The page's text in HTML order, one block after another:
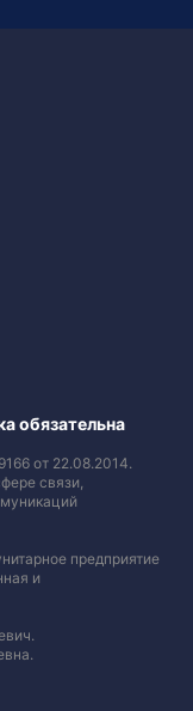
обязательна
от 22.08.2014.
связи,
предприятие
и